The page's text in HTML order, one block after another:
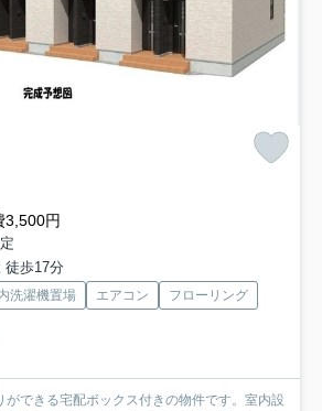
3,500円
徒歩17分
洗濯機置場 エアコン
フローリング
ができる宅配ボックス付きの物件です。室内設